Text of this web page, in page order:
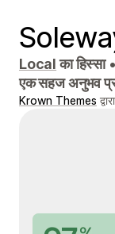
Localका हिस्सा •
एक सहज अनुभव
Krown Themes द्वारा